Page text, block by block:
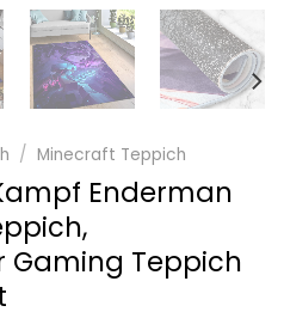
/ Minecraft Teppich
Enderman
Gaming Teppich